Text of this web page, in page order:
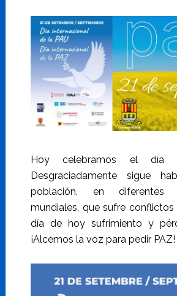
Hoy celebramos el día
Desgraciadamente sigue
población, en diferentes
mundiales, que sufre
día de hoy sufrimiento y
¡Alcemos la voz para pedir PAZ!